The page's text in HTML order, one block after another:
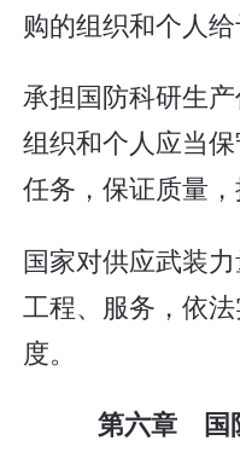
购的组织和个人给
承担国防科研生
组织和个人应当
任务，保证质量，
国家对供应武装力
工程、服务，依
度。
第六章 国